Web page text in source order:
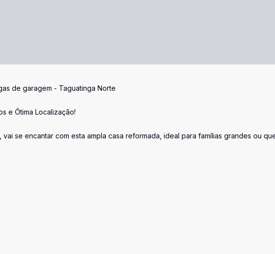
de garagem - Taguatinga Norte
e Ótima Localização!
se encantar com esta ampla casa reformada, ideal para famílias grandes ou